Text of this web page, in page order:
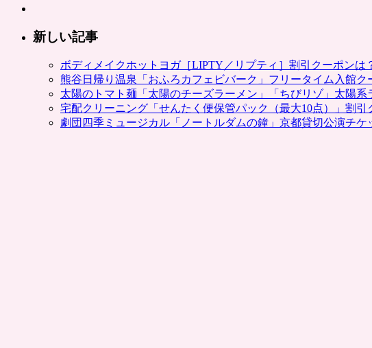
新しい記事
ボディメイクホットヨガ［LIPTY／リプティ］割引クーポン
熊谷日帰り温泉「おふろカフェビバーク」フリータイム入館ク
太陽のトマト麺「太陽のチーズラーメン」「ちびリゾ」太陽
宅配クリーニング「せんたく便保管パック（最大10点）」割
劇団四季ミュージカル「ノートルダムの鐘」京都貸切公演チ